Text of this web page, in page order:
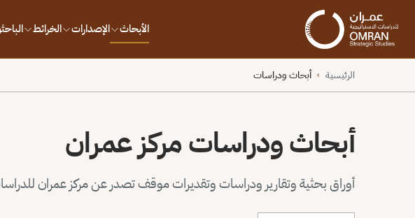
الأبحاث الإصدارات الخرائط
الرئيسية › أبحاث ودراسات
أبحاث ودراسات مركز عمران
أوراق بحثية وتقارير ودراسات وتقديرات موقف تصدر عن مركز عمران